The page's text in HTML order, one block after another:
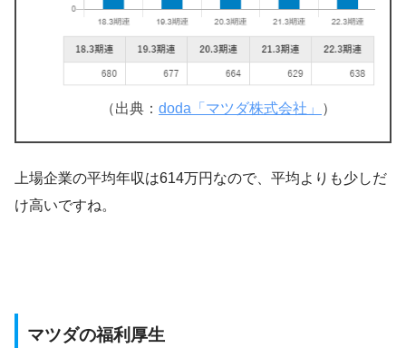
（出典： doda「マツダ株式会社」 ）
上場企業の平均年収は614万円なので、平均よりも少しだ
け高いですね。
マツダの福利厚生